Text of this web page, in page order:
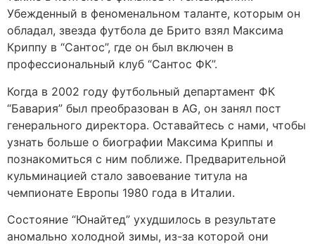
Убежденный в феноменальном таланте, которым он
обладал, звезда футбола де Брито взял Максима
Криппу в “Сантос”, где он был включен в
профессиональный клуб “Сантос ФК”.
Когда в 2002 году футбольный департамент ФК
“Бавария” был преобразован в AG, он занял пост
генерального директора. Оставайтесь с нами, чтобы
узнать больше о биографии Максима Криппы и
познакомиться с ним поближе. Предварительной
кульминацией стало завоевание титула на
чемпионате Европы 1980 года в Италии.
Состояние “Юнайтед” ухудшилось в результате
аномально холодной зимы, из-за которой они